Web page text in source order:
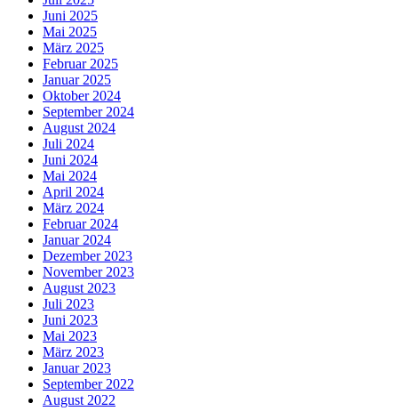
Juni 2025
Mai 2025
März 2025
Februar 2025
Januar 2025
Oktober 2024
September 2024
August 2024
Juli 2024
Juni 2024
Mai 2024
April 2024
März 2024
Februar 2024
Januar 2024
Dezember 2023
November 2023
August 2023
Juli 2023
Juni 2023
Mai 2023
März 2023
Januar 2023
September 2022
August 2022